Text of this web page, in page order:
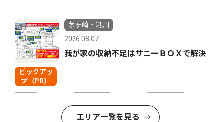
ピックアッ
プ（PR）
茅ヶ崎・寒川
2026.08.07
我が家の収納不足はサニーＢＯＸで解決
エリア一覧を見る